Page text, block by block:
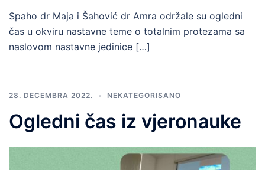
Spaho dr Maja i Šahović dr Amra održale su ogledni
čas u okviru nastavne teme o totalnim protezama sa
naslovom nastavne jedinice […]
28. DECEMBRA 2022. NEKATEGORISANO
Ogledni čas iz vjeronauke